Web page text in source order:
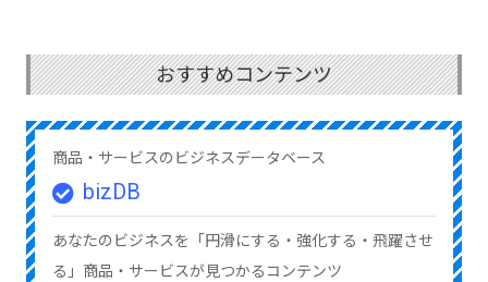
おすすめコンテンツ
商品・サービスのビジネスデータベース
bizDB
あなたのビジネスを「円滑にする・強化する・飛躍させ
る」商品・サービスが見つかるコンテンツ